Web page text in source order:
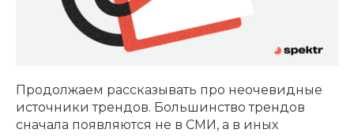
Продолжаем рассказывать про неочевидные
источники трендов. Большинство трендов
сначала появляются не в СМИ, а в иных